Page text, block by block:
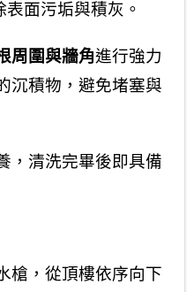
面污垢與積灰。
周圍與牆角進行強力
沉積物，避免堵塞與
，清洗完畢後即具備
槍，從頂樓依序向下